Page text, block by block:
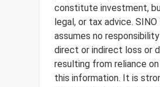
constitute investment,
legal, or tax advice. SINO
assumes no
direct or indirect loss or
resulting from reliance
this information. It is